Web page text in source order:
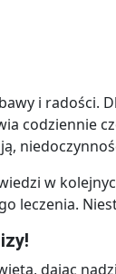
i radości.
w
leczenia.
dając